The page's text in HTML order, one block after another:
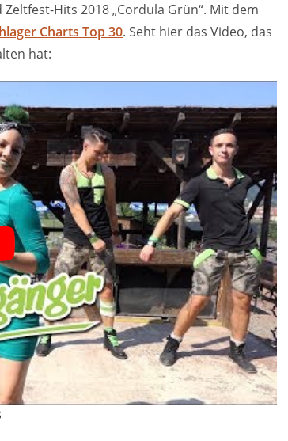
Hits 2018 „Cordula Grün“. Mit dem
Charts Top 30. Seht hier das Video, das
hat: